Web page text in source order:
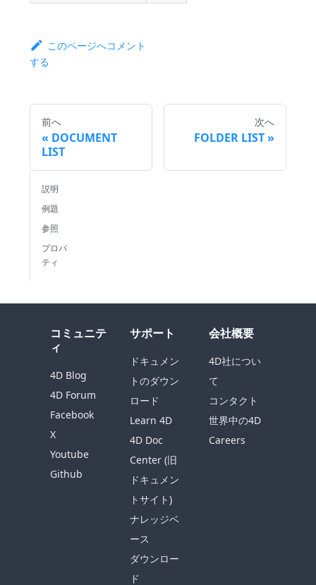
このページへコメント
する
前へ
DOCUMENT
LIST
次へ
FOLDER LIST
説明
例題
参照
プロパ
ティ
コミュニテ
ィ
4D Blog
4D Forum
Facebook
X
Youtube
Github
サポート
ドキュメン
トのダウン
ロード
Learn 4D
4D Doc
Center (旧
ドキュメン
トサイト)
ナレッジベ
ース
ダウンロー
ド
会社概要
4D社につい
て
コンタクト
世界中の4D
Careers